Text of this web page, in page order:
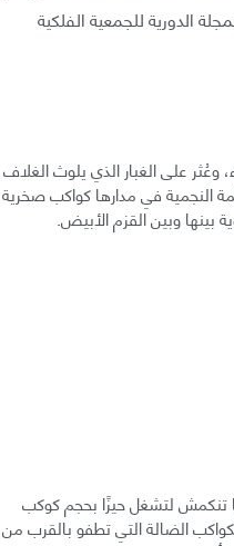
الدورية للجمعية الفلكية
وعُثر على الغبار الذي يلوث الغلاف
النجمية في مدارها كواكب صخرية
بينها وبين القزم الأبيض.
تنكمش لتشغل حيزًا بحجم كوكب
الضالة التي تطفو بالقرب من